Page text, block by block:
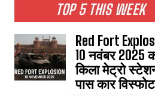
TOP 5 THIS WEEK
Red Fort
10 नवंबर 2025
किला मेट्रो
पास कार विस्फोट